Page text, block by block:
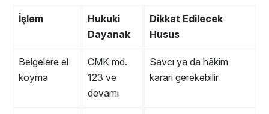
İşlem
Hukuki
Dayanak
Dikkat Edilecek
Husus
Belgelere el
koyma
CMK md.
123 ve
devamı
Savcı ya da hâkim
kararı gerekebilir